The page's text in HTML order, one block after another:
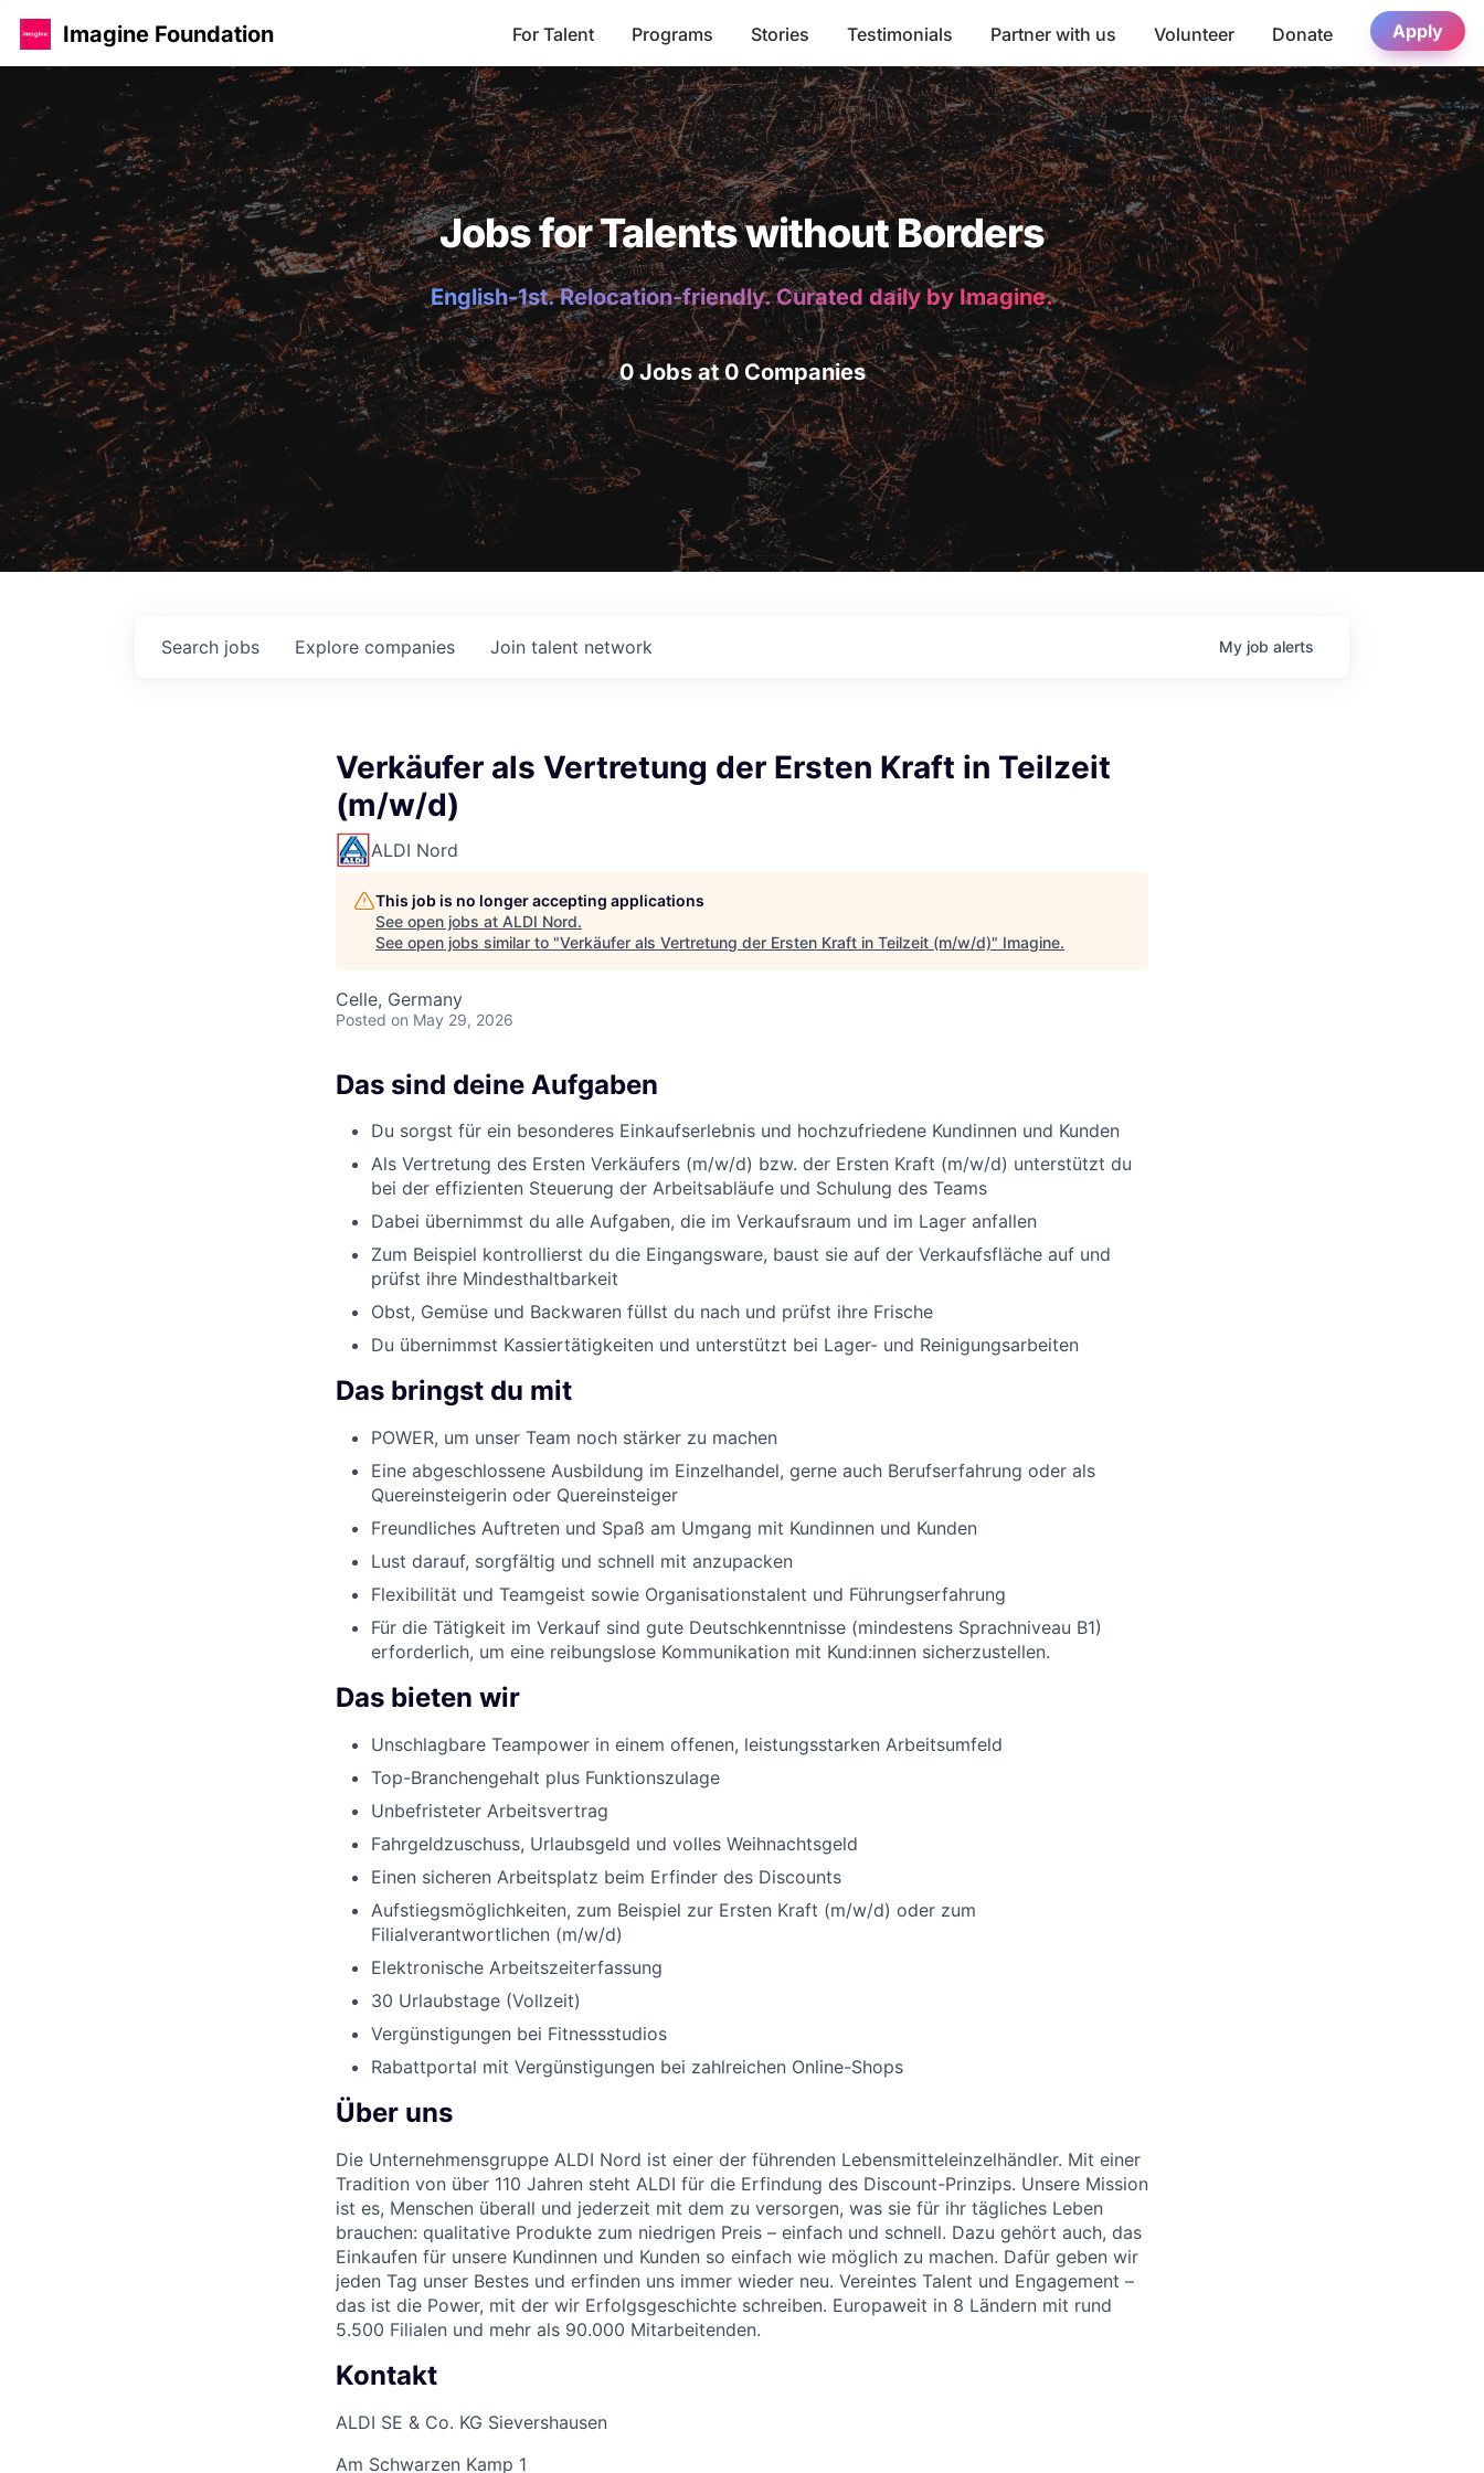
Imagine Foundation For Talent Programs Stories Testimonials Partner with us Volunteer Donate Apply
Jobs for Talents without Borders
English-1st. Relocation-friendly. Curated daily by Imagine.
0 Jobs at 0 Companies
Search jobs Explore companies Join talent network My job alerts
Verkäufer als Vertretung der Ersten Kraft in Teilzeit
(m/w/d)
ALDI Nord
This job is no longer accepting applications
See open jobs at ALDI Nord.
See open jobs similar to "Verkäufer als Vertretung der Ersten Kraft in Teilzeit (m/w/d)" Imagine.
Celle, Germany
Posted on May 29, 2026
Das sind deine Aufgaben
Du sorgst für ein besonderes Einkaufserlebnis und hochzufriedene Kundinnen und Kunden
Als Vertretung des Ersten Verkäufers (m/w/d) bzw. der Ersten Kraft (m/w/d) unterstützt du
bei der effizienten Steuerung der Arbeitsabläufe und Schulung des Teams
Dabei übernimmst du alle Aufgaben, die im Verkaufsraum und im Lager anfallen
Zum Beispiel kontrollierst du die Eingangsware, baust sie auf der Verkaufsfläche auf und
prüfst ihre Mindesthaltbarkeit
Obst, Gemüse und Backwaren füllst du nach und prüfst ihre Frische
Du übernimmst Kassiertätigkeiten und unterstützt bei Lager- und Reinigungsarbeiten
Das bringst du mit
POWER, um unser Team noch stärker zu machen
Eine abgeschlossene Ausbildung im Einzelhandel, gerne auch Berufserfahrung oder als
Quereinsteigerin oder Quereinsteiger
Freundliches Auftreten und Spaß am Umgang mit Kundinnen und Kunden
Lust darauf, sorgfältig und schnell mit anzupacken
Flexibilität und Teamgeist sowie Organisationstalent und Führungserfahrung
Für die Tätigkeit im Verkauf sind gute Deutschkenntnisse (mindestens Sprachniveau B1)
erforderlich, um eine reibungslose Kommunikation mit Kund:innen sicherzustellen.
Das bieten wir
Unschlagbare Teampower in einem offenen, leistungsstarken Arbeitsumfeld
Top-Branchengehalt plus Funktionszulage
Unbefristeter Arbeitsvertrag
Fahrgeldzuschuss, Urlaubsgeld und volles Weihnachtsgeld
Einen sicheren Arbeitsplatz beim Erfinder des Discounts
Aufstiegsmöglichkeiten, zum Beispiel zur Ersten Kraft (m/w/d) oder zum
Filialverantwortlichen (m/w/d)
Elektronische Arbeitszeiterfassung
30 Urlaubstage (Vollzeit)
Vergünstigungen bei Fitnessstudios
Rabattportal mit Vergünstigungen bei zahlreichen Online-Shops
Über uns
Die Unternehmensgruppe ALDI Nord ist einer der führenden Lebensmitteleinzelhändler. Mit einer
Tradition von über 110 Jahren steht ALDI für die Erfindung des Discount-Prinzips. Unsere Mission
ist es, Menschen überall und jederzeit mit dem zu versorgen, was sie für ihr tägliches Leben
brauchen: qualitative Produkte zum niedrigen Preis – einfach und schnell. Dazu gehört auch, das
Einkaufen für unsere Kundinnen und Kunden so einfach wie möglich zu machen. Dafür geben wir
jeden Tag unser Bestes und erfinden uns immer wieder neu. Vereintes Talent und Engagement –
das ist die Power, mit der wir Erfolgsgeschichte schreiben. Europaweit in 8 Ländern mit rund
5.500 Filialen und mehr als 90.000 Mitarbeitenden.
Kontakt
ALDI SE & Co. KG Sievershausen
Am Schwarzen Kamp 1